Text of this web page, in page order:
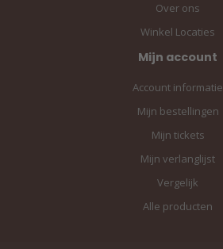
Over ons
Winkel Locaties
Mijn account
Account informatie
Mijn bestellingen
Mijn tickets
Mijn verlanglijst
Vergelijk
Alle producten